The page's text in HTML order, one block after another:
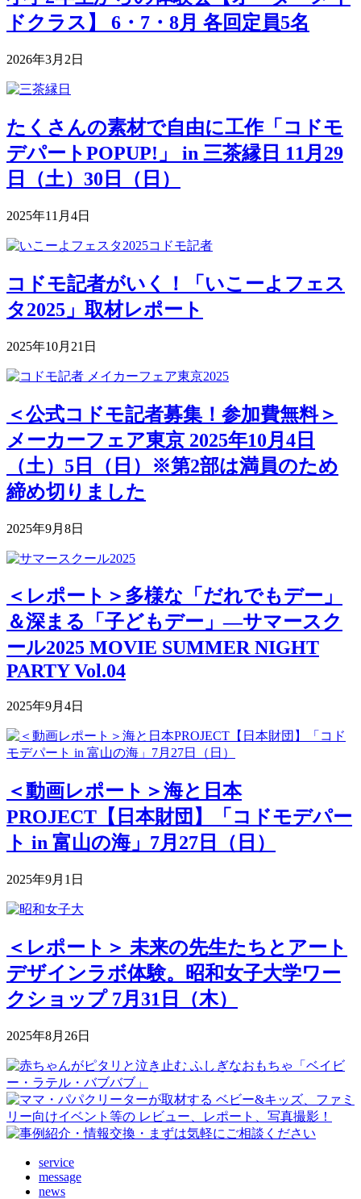
ドクラス】 6・7・8月 各回定員5名
2026年3月2日
たくさんの素材で自由に工作「コドモ
デパートPOPUP!」 in 三茶縁日 11月29
日（土）30日（日）
2025年11月4日
コドモ記者がいく！「いこーよフェス
タ2025」取材レポート
2025年10月21日
＜公式コドモ記者募集！参加費無料＞
メーカーフェア東京 2025年10月4日
（土）5日（日）※第2部は満員のため
締め切りました
2025年9月8日
＜レポート＞多様な「だれでもデー」
＆深まる「子どもデー」―サマースク
ール2025 MOVIE SUMMER NIGHT
PARTY Vol.04
2025年9月4日
＜動画レポート＞海と日本
PROJECT【日本財団】「コドモデパー
ト in 富山の海」7月27日（日）
2025年9月1日
＜レポート＞ 未来の先生たちとアート
デザインラボ体験。昭和女子大学ワー
クショップ 7月31日（木）
2025年8月26日
service
message
news